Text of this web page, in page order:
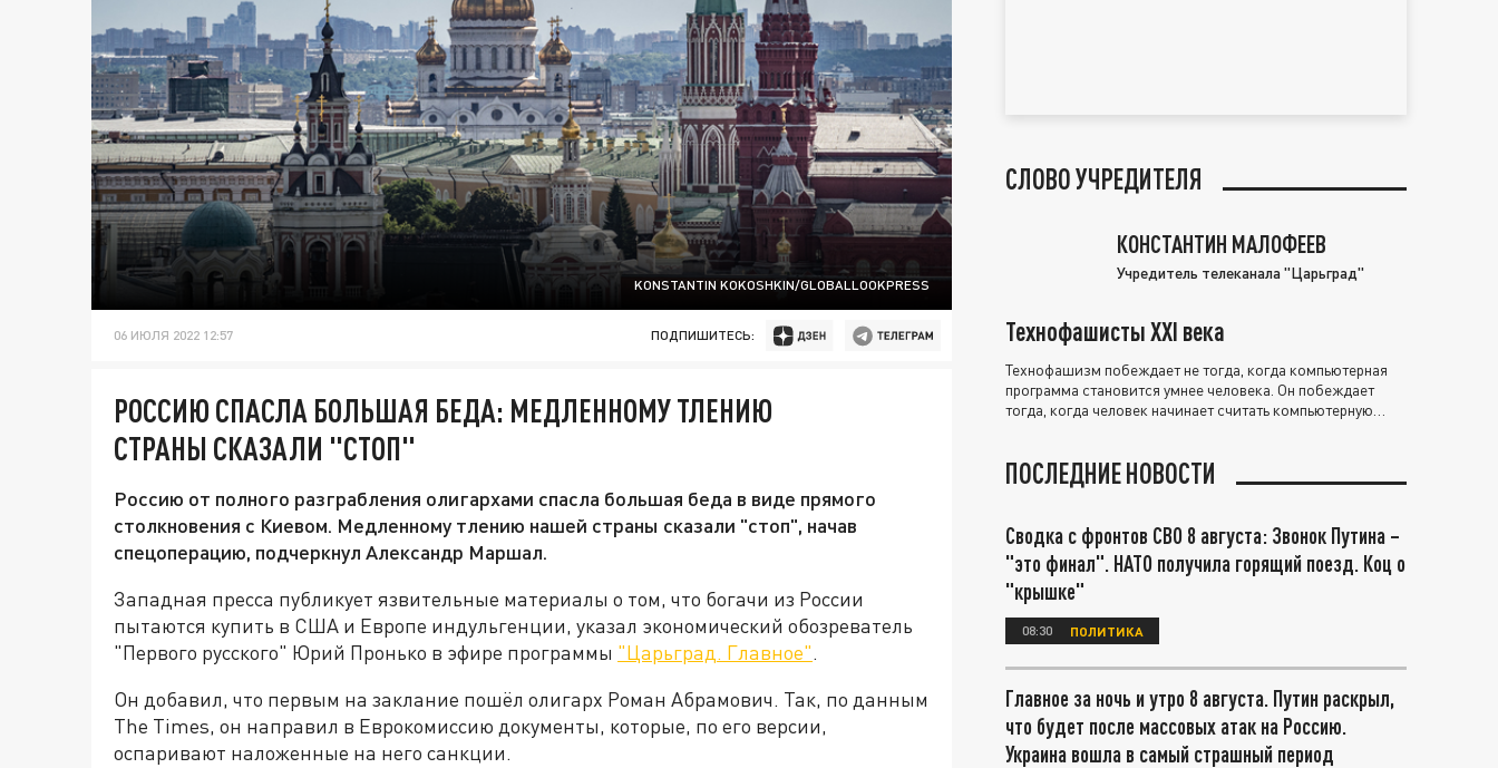
KONSTANTIN KOKOSHKIN/GLOBALLOOKPRESS
06 ИЮЛЯ 2022 12:57 ПОДПИШИТЕСЬ:
РОССИЮ СПАСЛА БОЛЬШАЯ БЕДА: МЕДЛЕННОМУ ТЛЕНИЮ
СТРАНЫ СКАЗАЛИ "СТОП"
Россию от полного разграбления олигархами спасла большая беда в виде прямого
столкновения с Киевом. Медленному тлению нашей страны сказали "стоп", начав
спецоперацию, подчеркнул Александр Маршал.
Западная пресса публикует язвительные материалы о том, что богачи из России
пытаются купить в США и Европе индульгенции, указал экономический обозреватель
"Первого русского" Юрий Пронько в эфире программы "Царьград. Главное".
Он добавил, что первым на заклание пошёл олигарх Роман Абрамович. Так, по данным
The Times, он направил в Еврокомиссию документы, которые, по его версии,
оспаривают наложенные на него санкции.
СЛОВО УЧРЕДИТЕЛЯ
КОНСТАНТИН МАЛОФЕЕВ
Учредитель телеканала "Царьград"
Технофашисты XXI века
Технофашизм побеждает не тогда, когда компьютерная
программа становится умнее человека. Он побеждает
тогда, когда человек начинает считать компьютерную
ПОСЛЕДНИЕ НОВОСТИ
Сводка с фронтов СВО 8 августа: Звонок Путина –
"это финал". НАТО получила горящий поезд. Коц о
"крышке"
08:30 ПОЛИТИКА
Главное за ночь и утро 8 августа. Путин раскрыл,
что будет после массовых атак на Россию.
Украина вошла в самый страшный период